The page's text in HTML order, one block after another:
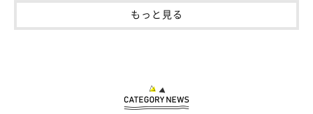
もっと見る